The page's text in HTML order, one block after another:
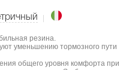
резина.
уменьшению тормозного пути
общего уровня комфорта при